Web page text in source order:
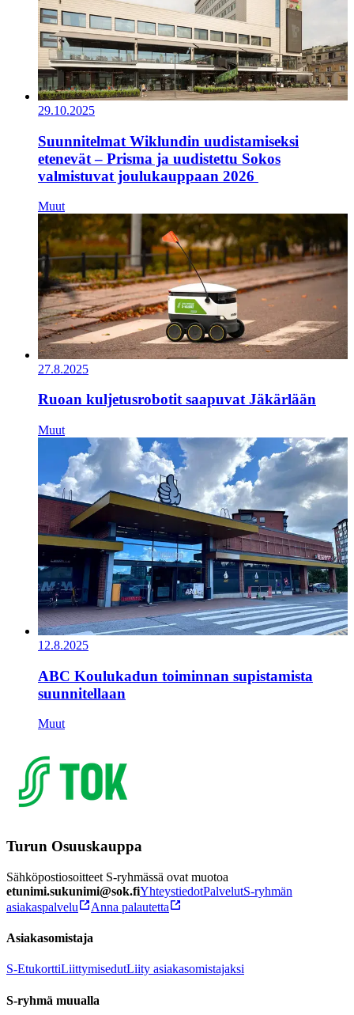
29.10.2025
Suunnitelmat Wiklundin uudistamiseksi
etenevät – Prisma ja uudistettu Sokos
valmistuvat joulukauppaan 2026
Muut
27.8.2025
Ruoan kuljetusrobotit saapuvat Jäkärlään
Muut
12.8.2025
ABC Koulukadun toiminnan supistamista
suunnitellaan
Muut
Turun Osuuskauppa
Sähköpostiosoitteet S-ryhmässä ovat muotoa
etunimi.sukunimi@sok.fiYhteystiedotPalvelutS-ryhmän
asiakaspalvelu
Anna palautetta
Asiakasomistaja
S-EtukorttiLiittymisedutLiity asiakasomistajaksi
S-ryhmä muualla